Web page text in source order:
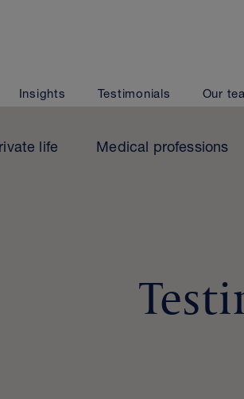
life Medical professions
Insights Testimonials Our